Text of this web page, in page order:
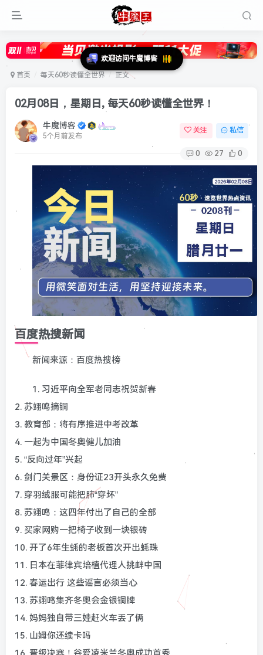
首页 每天60秒读懂全世界 正文
02月08日，星期日, 每天60秒读懂全世界！
牛魔博客
5个月前发布
关注 私信
0 27 0
百度热搜新闻
新闻来源：百度热搜榜
1. 习近平向全军老同志祝贺新春
2. 苏翊鸣摘铜
3. 教育部：将有序推进中考改革
4. 一起为中国冬奥健儿加油
5. “反向过年”兴起
6. 剑门关景区：身份证23开头永久免费
7. 穿羽绒服可能把肺“穿坏”
8. 苏翊鸣：这四年付出了自己的全部
9. 买家网购一把椅子收到一块银砖
10. 开了6年生蚝的老板首次开出蚝珠
11. 日本在菲律宾培植代理人挑衅中国
12. 春运出行 这些谣言必须当心
13. 苏翊鸣集齐冬奥会金银铜牌
14. 妈妈独自带三娃赶火车丢了俩
15. 山姆你还续卡吗